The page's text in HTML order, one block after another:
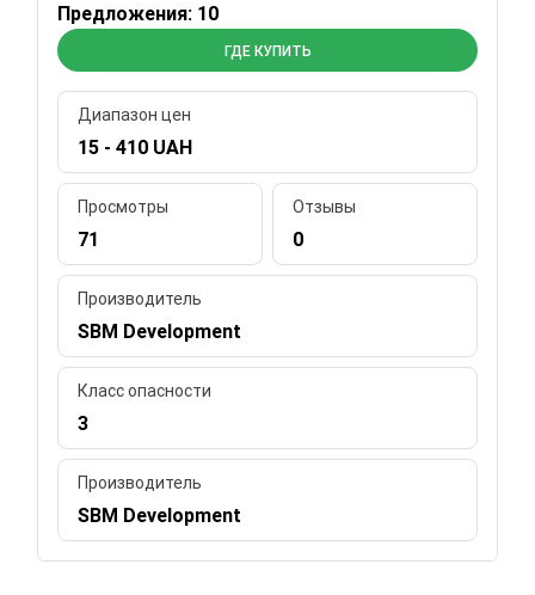
Предложения: 10
ГДЕ КУПИТЬ
Диапазон цен
15 - 410 UAH
Просмотры
71
Отзывы
0
Производитель
SBM Development
Класс опасности
3
Производитель
SBM Development